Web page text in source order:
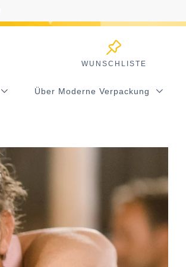
WUNSCHLISTE
Über Moderne Verpackung